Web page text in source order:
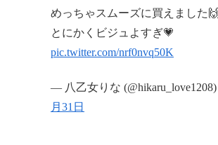
めっちゃスムーズに買えました🙌
とにかくビジュよすぎ💗
pic.twitter.com/nrf0nvq50K
— 八乙女りな (@hikaru_love1208)
月31日